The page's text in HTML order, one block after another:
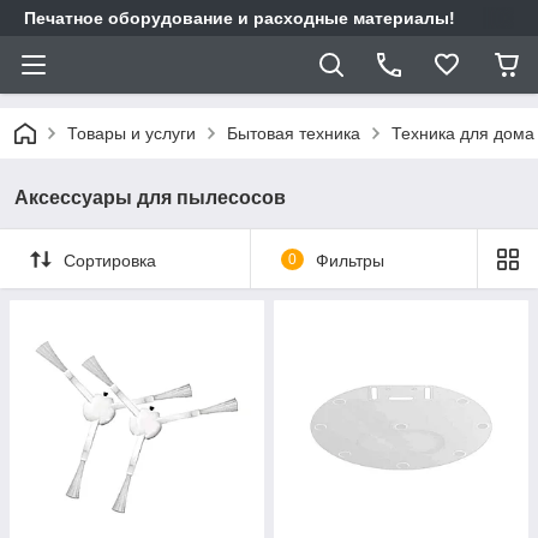
Печатное оборудование и расходные материалы!
Товары и услуги Бытовая техника Техника для дома
Аксессуары для пылесосов
Сортировка 0 Фильтры